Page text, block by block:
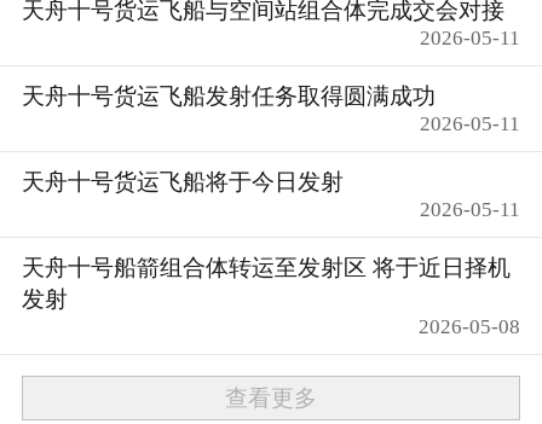
天舟十号货运飞船与空间站组合体完成交会对接
2026-05-11
天舟十号货运飞船发射任务取得圆满成功
2026-05-11
天舟十号货运飞船将于今日发射
2026-05-11
天舟十号船箭组合体转运至发射区 将于近日择机
发射
2026-05-08
查看更多